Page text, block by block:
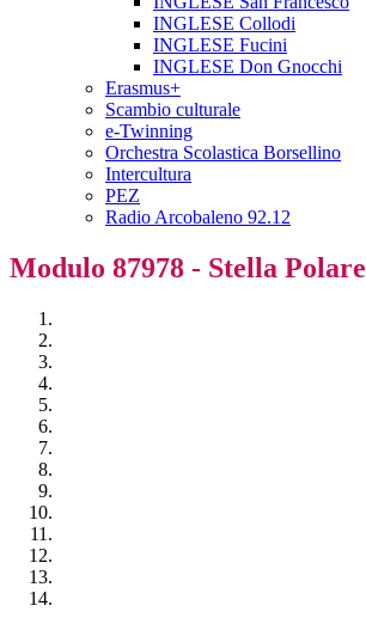
INGLESE Collodi
INGLESE Fucini
INGLESE Don Gnocchi
Erasmus+
Scambio culturale
e-Twinning
Orchestra Scolastica Borsellino
Intercultura
PEZ
Radio Arcobaleno 92.12
Modulo 87978 - Stella Polare